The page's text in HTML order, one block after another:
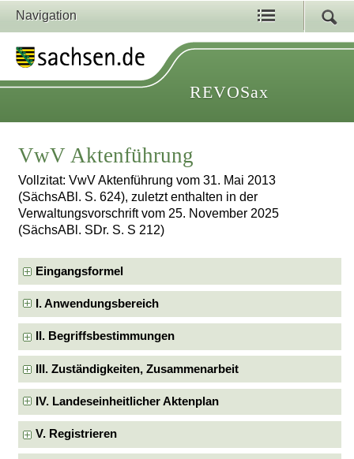
Navigation
REVOSax
VwV Aktenführung
Vollzitat: VwV Aktenführung vom 31. Mai 2013
(SächsABl. S. 624), zuletzt enthalten in der
Verwaltungsvorschrift vom 25. November 2025
(SächsABl. SDr. S. S 212)
Eingangsformel
I. Anwendungsbereich
II. Begriffsbestimmungen
III. Zuständigkeiten, Zusammenarbeit
IV. Landeseinheitlicher Aktenplan
V. Registrieren